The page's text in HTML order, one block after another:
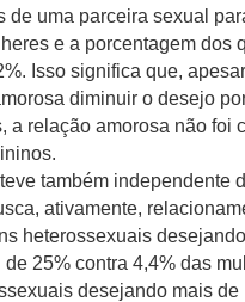
uma parceira sexual
e a porcentagem dos
Isso significa que,
diminuir o desejo
a relação amorosa não foi
também independente
ativamente,
heterossexuais
25% contra 4,4% das
desejando mais de